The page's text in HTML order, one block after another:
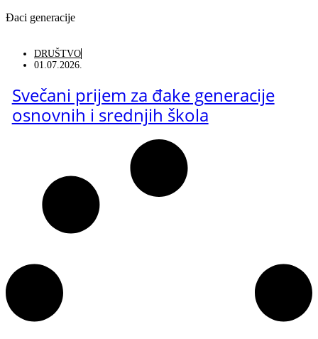
Đaci generacije
DRUŠTVO
01.07.2026.
Svečani prijem za đake generacije
osnovnih i srednjih škola